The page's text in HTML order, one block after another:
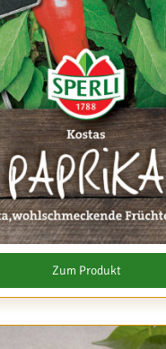
Zum Produkt